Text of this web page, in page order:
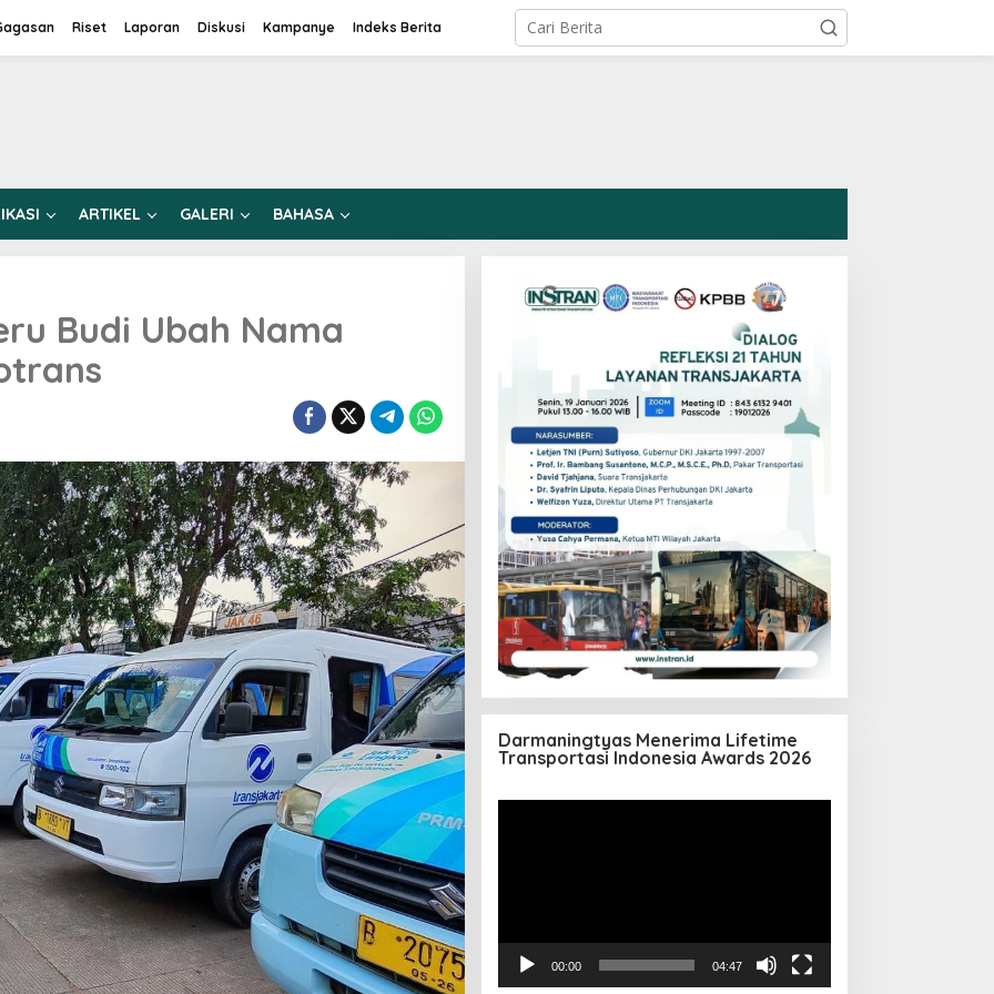
Riset Laporan Diskusi Kampanye Indeks Berita
ARTIKEL GALERI BAHASA
Budi Ubah Nama
Darmaningtyas Menerima Lifetime
Transportasi Indonesia Awards 2026
00:00 04:47